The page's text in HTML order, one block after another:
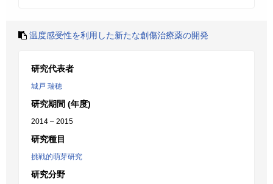
温度感受性を利用した新たな創傷治療薬の開発
研究代表者
城戸 瑞穂
研究期間 (年度)
2014 – 2015
研究種目
挑戦的萌芽研究
研究分野